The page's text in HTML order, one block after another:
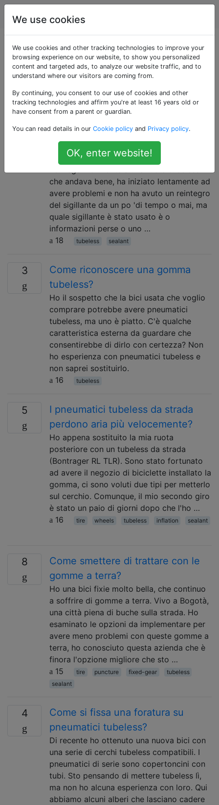
biciclette
Domande taggate
«tubeless»
I pneumatici senza camera d'aria non richiedono un
tubo interno.
1
La chimica della miscelazione di
sigillanti
È diventato un evento abbastanza comune
che andava bene, ha iniziato lentamente ad
avere problemi e non ha avuto un reintegro
del sigillante da un po 'di tempo o mai, ma
quale sigillante è stato usato è o
informazioni perse o uno …
18
tubeless sealant
3
Come riconoscere una gomma
tubeless?
Ho il sospetto che la bici usata che voglio
comprare potrebbe avere pneumatici
tubeless, ma uno è piatto. C'è qualche
caratteristica esterna da guardare che
consentirebbe di dirlo con certezza? Non
ho esperienza con pneumatici tubeless e
non saprei sostituirlo.
16
tubeless
5
I pneumatici tubeless da strada
perdono aria più velocemente?
Ho appena sostituito la mia ruota
posteriore con un tubeless da strada
(Bontrager RL TLR). Sono stato fortunato
ad avere il negozio di biciclette installato la
gomma, ci sono voluti due tipi per metterlo
sul cerchio. Comunque, il mio secondo giro
è stato un paio di giorni dopo che l'ho …
16
tire wheels tubeless inflation sealant
8
Come smettere di trattare con le
gomme a terra?
Ho una bici fixie molto bella, che continuo
a soffrire di gomme a terra. Vivo a Bogotà,
una città piena di buche sulla strada. Ho
esaminato le opzioni da implementare per
avere meno problemi con queste gomme a
terra, ho conosciuto questa azienda che è
finora l'opzione migliore che sto …
15
tire puncture fixed-gear
tubeless
sealant
4
Come si fissa una foratura su
pneumatici tubeless?
Di recente ho ottenuto una nuova bici con
una serie di cerchi tubeless compatibili. I
pneumatici di serie sono copertoncini con
tubi. Sto pensando di mettere tubeless lì,
ma non ho alcuna esperienza con loro. Qui
abbiamo alcuni alberi che lasciano cadere
We use cookies
We use cookies and other tracking technologies to improve your
browsing experience on our website, to show you personalized
content and targeted ads, to analyze our website traffic, and to
understand where our visitors are coming from.
By continuing, you consent to our use of cookies and other
tracking technologies and affirm you're at least 16 years old or
have consent from a parent or guardian.
You can read details in our Cookie policy and Privacy policy.
OK, enter website!